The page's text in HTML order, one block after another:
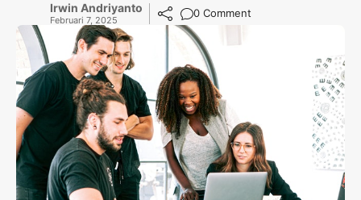
Irwin Andriyanto
Februari 7, 2025
0 Comment